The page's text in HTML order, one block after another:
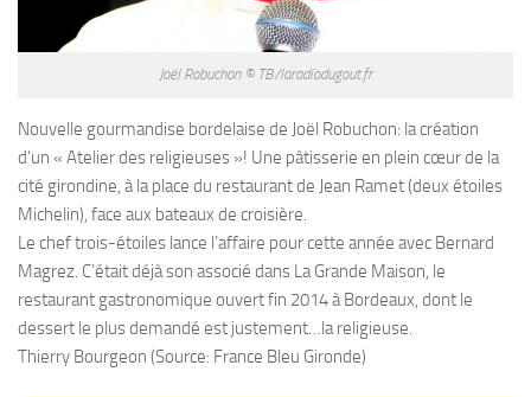
Joël Robuchon © TB/laradiodugout.fr
Nouvelle gourmandise bordelaise de Joël Robuchon: la création
d’un « Atelier des religieuses »! Une pâtisserie en plein cœur de la
cité girondine, à la place du restaurant de Jean Ramet (deux étoiles
Michelin), face aux bateaux de croisière.
Le chef trois-étoiles lance l’affaire pour cette année avec Bernard
Magrez. C’était déjà son associé dans La Grande Maison, le
restaurant gastronomique ouvert fin 2014 à Bordeaux, dont le
dessert le plus demandé est justement…la religieuse.
Thierry Bourgeon (Source: France Bleu Gironde)